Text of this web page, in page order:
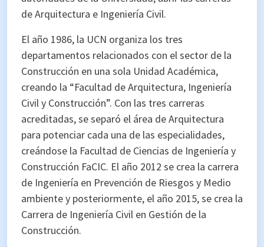
de Arquitectura e Ingeniería Civil.
El año 1986, la UCN organiza los tres
departamentos relacionados con el sector de la
Construcción en una sola Unidad Académica,
creando la “Facultad de Arquitectura, Ingeniería
Civil y Construcción”. Con las tres carreras
acreditadas, se separó el área de Arquitectura
para potenciar cada una de las especialidades,
creándose la Facultad de Ciencias de Ingeniería y
Construcción FaCIC. El año 2012 se crea la carrera
de Ingeniería en Prevención de Riesgos y Medio
ambiente y posteriormente, el año 2015, se crea la
Carrera de Ingeniería Civil en Gestión de la
Construcción.